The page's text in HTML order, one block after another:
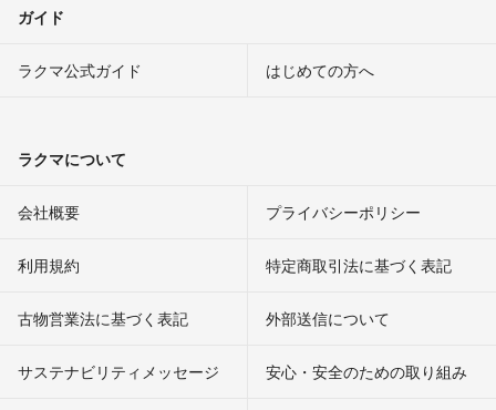
ガイド
ラクマ公式ガイド はじめての方へ
ラクマについて
会社概要 プライバシーポリシー
利用規約 特定商取引法に基づく表記
古物営業法に基づく表記 外部送信について
サステナビリティメッセージ 安心・安全のための取り組み